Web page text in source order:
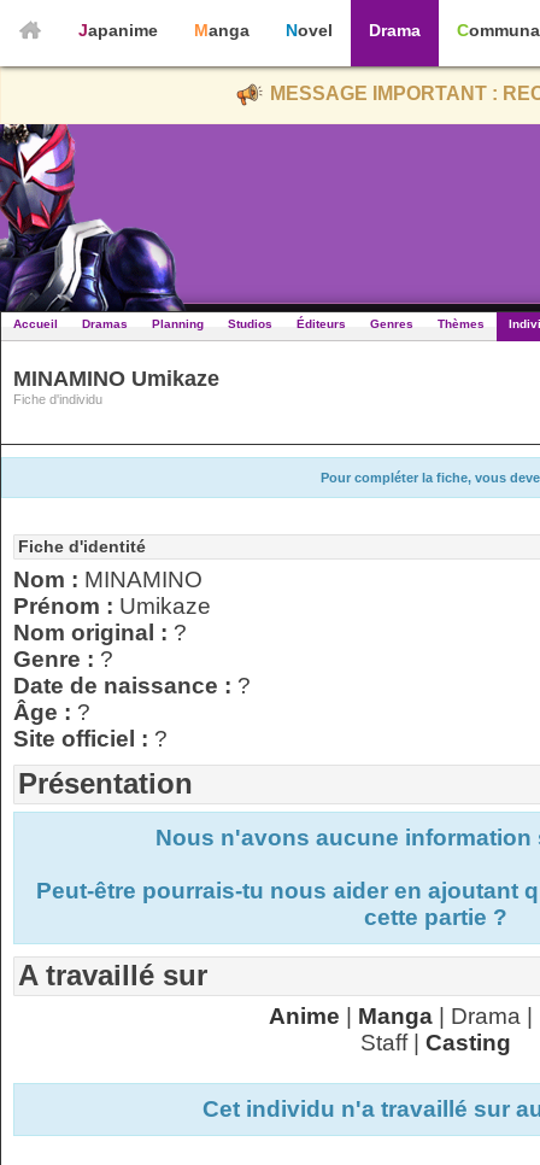
Japanime Manga Novel Drama
MESSAGE IMPORTANT :
Accueil Dramas Planning Studios Éditeurs Genres Thèmes
MINAMINO Umikaze
Fiche d'individu
Pour compléter la fiche, vous
Fiche d'identité
Nom : MINAMINO
Prénom : Umikaze
Nom original : ?
Genre : ?
Date de naissance : ?
Âge : ?
Site officiel : ?
Présentation
Nous n'avons aucune
Peut-être pourrais-tu nous aider en ajoutant
cette partie ?
A travaillé sur
Anime Manga| Drama |
Staff | Casting
Cet individu n'a travaillé sur